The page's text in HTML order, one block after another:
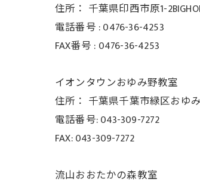
住所： 千葉県印西市原1-
電話番号 :0476-36-4253
FAX番号 : 0476-36-4253
イオンタウンおゆみ野教室
住所： 千葉県千葉市緑区おゆ
電話番号: 043-309-7272
FAX: 043-309-7272
流山おおたかの森教室